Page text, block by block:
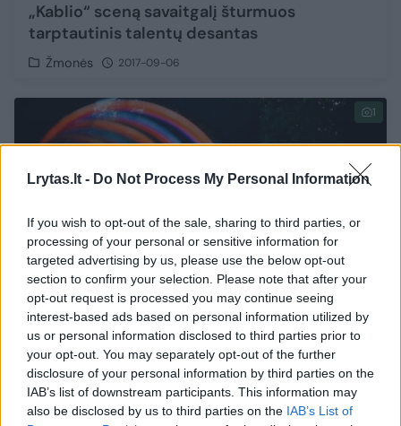
Lrytas.lt - Do Not Process My Personal Information
If you wish to opt-out of the sale, sharing to third parties, or
processing of your personal or sensitive information for
targeted advertising by us, please use the below opt-out
section to confirm your selection. Please note that after your
opt-out request is processed you may continue seeing
interest-based ads based on personal information utilized by
us or personal information disclosed to third parties prior to
your opt-out. You may separately opt-out of the further
disclosure of your personal information by third parties on the
IAB’s list of downstream participants. This information may
also be disclosed by us to third parties on the IAB’s List of
„Kablio“ sceną savaitgalį šturmuos
tarptautinis talentų desantas
Žmonės 2017-09-06
1
Šeštadienį Molėtuose - išskirtinė muzikos ir
žvaigždžių naktis „Postcosmos“
Žmonės 2017-06-01